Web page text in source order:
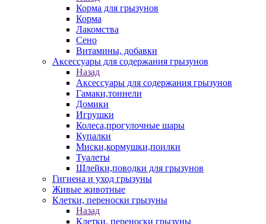
Корма для грызунов
Корма
Лакомства
Сено
Витамины, добавки
Аксессуары для содержания грызунов
Назад
Аксессуары для содержания грызунов
Гамаки,тоннели
Домики
Игрушки
Колеса,прогулочные шары
Купалки
Миски,кормушки,поилки
Туалеты
Шлейки,поводки для грызунов
Гигиена и уход грызуны
Живые животные
Клетки, переноски грызуны
Назад
Клетки, переноски грызуны